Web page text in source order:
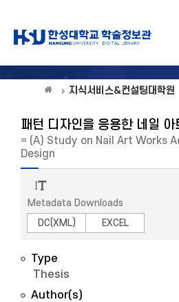
지식서비스&컨설팅대학원
패턴 디자인을 응용한 네일 아
= (A) Study on Nail Art Works
Design
Metadata Downloads
DC(XML)
EXCEL
Type
Thesis
Author(s)